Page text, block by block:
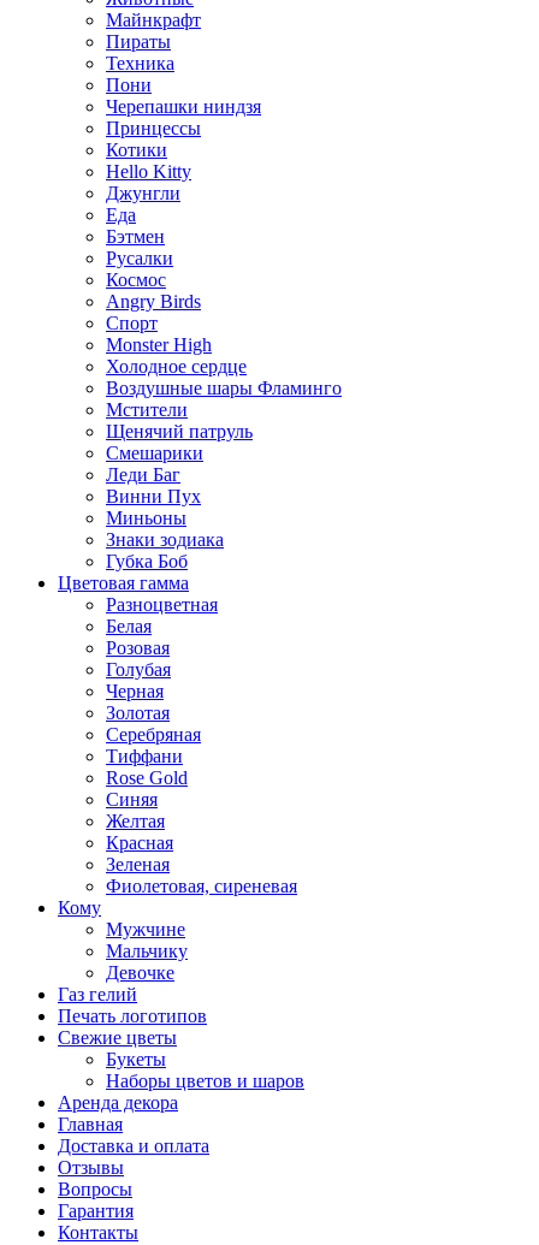
Майнкрафт
Пираты
Техника
Пони
Черепашки ниндзя
Принцессы
Котики
Hello Kitty
Джунгли
Еда
Бэтмен
Русалки
Космос
Angry Birds
Спорт
Monster High
Холодное сердце
Воздушные шары Фламинго
Мстители
Щенячий патруль
Смешарики
Леди Баг
Винни Пух
Миньоны
Знаки зодиака
Губка Боб
Цветовая гамма
Разноцветная
Белая
Розовая
Голубая
Черная
Золотая
Серебряная
Тиффани
Rose Gold
Синяя
Желтая
Красная
Зеленая
Фиолетовая, сиреневая
Кому
Мужчине
Мальчику
Девочке
Газ гелий
Печать логотипов
Свежие цветы
Букеты
Наборы цветов и шаров
Аренда декора
Главная
Доставка и оплата
Отзывы
Вопросы
Гарантия
Контакты